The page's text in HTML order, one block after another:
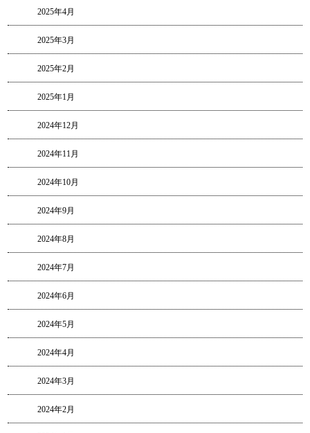
2025年4月
2025年3月
2025年2月
2025年1月
2024年12月
2024年11月
2024年10月
2024年9月
2024年8月
2024年7月
2024年6月
2024年5月
2024年4月
2024年3月
2024年2月